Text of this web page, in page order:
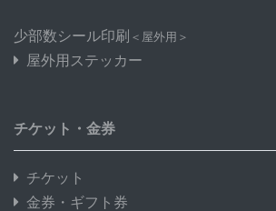
少部数シール印刷 ＜屋外用＞
屋外用ステッカー
チケット・金券
チケット
金券・ギフト券